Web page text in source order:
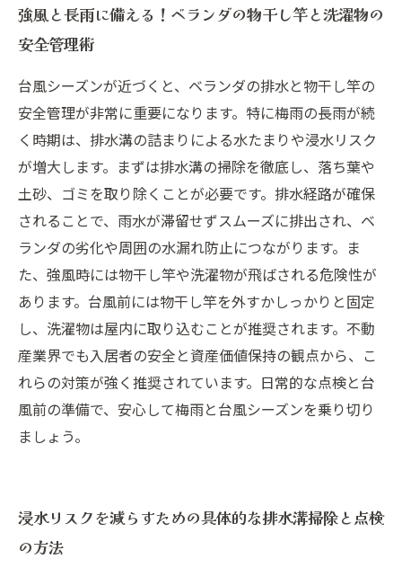
強風と長雨に備える！ベランダの物干し竿と洗濯物の
安全管理術
台風シーズンが近づくと、ベランダの排水と物干し竿の
安全管理が非常に重要になります。特に梅雨の長雨が続
く時期は、排水溝の詰まりによる水たまりや浸水リスク
が増大します。まずは排水溝の掃除を徹底し、落ち葉や
土砂、ゴミを取り除くことが必要です。排水経路が確保
されることで、雨水が滞留せずスムーズに排出され、ベ
ランダの劣化や周囲の水漏れ防止につながります。ま
た、強風時には物干し竿や洗濯物が飛ばされる危険性が
あります。台風前には物干し竿を外すかしっかりと固定
し、洗濯物は屋内に取り込むことが推奨されます。不動
産業界でも入居者の安全と資産価値保持の観点から、こ
れらの対策が強く推奨されています。日常的な点検と台
風前の準備で、安心して梅雨と台風シーズンを乗り切り
ましょう。
浸水リスクを減らすための具体的な排水溝掃除と点検
の方法